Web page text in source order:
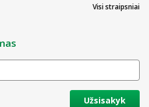
Visi straipsniai
Užsisakyk